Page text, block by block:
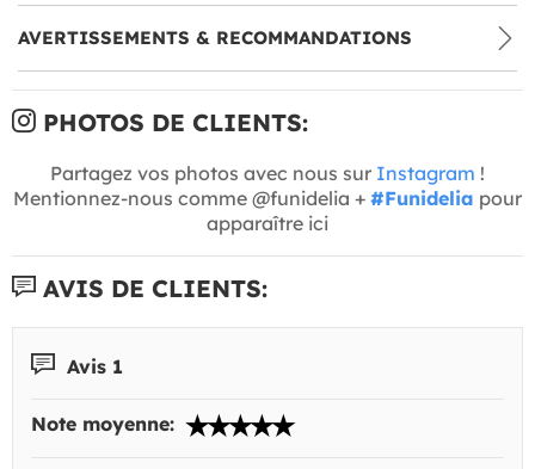
AVERTISSEMENTS & RECOMMANDATIONS
PHOTOS DE CLIENTS:
Partagez vos photos avec nous sur Instagram !
Mentionnez-nous comme @funidelia + #Funidelia pour
apparaître ici
AVIS DE CLIENTS:
Avis 1
Note moyenne: